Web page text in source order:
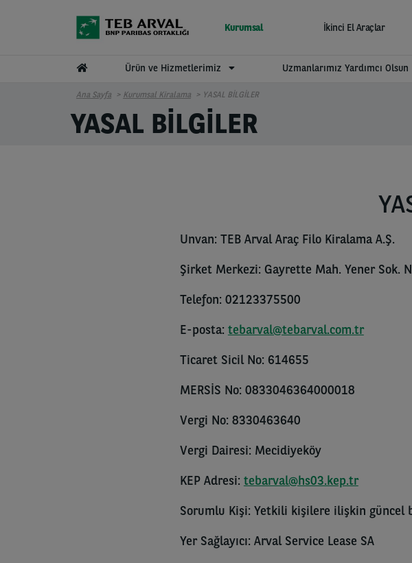
Kurumsal İkinci El Araçlar
Ürün ve Hizmetlerimiz Uzmanlarımız Yardımcı Olsun
Ana Sayfa Kurumsal Kiralama YASAL BİLGİLER
YASAL BİLGİLER
Unvan: TEB Arval Araç Filo Kiralama A.Ş.
Şirket Merkezi: Gayrette Mah. Yener Sok.
Telefon: 02123375500
E-posta: tebarval@tebarval.com.tr
Ticaret Sicil No: 614655
MERSİS No: 0833046364000018
Vergi No: 8330463640
Vergi Dairesi: Mecidiyeköy
KEP Adresi: tebarval@hs03.kep.tr
Sorumlu Kişi: Yetkili kişilere ilişkin güncel
Yer Sağlayıcı: Arval Service Lease SA